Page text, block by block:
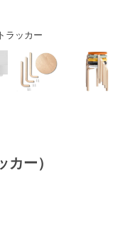
ラッカー
カー）